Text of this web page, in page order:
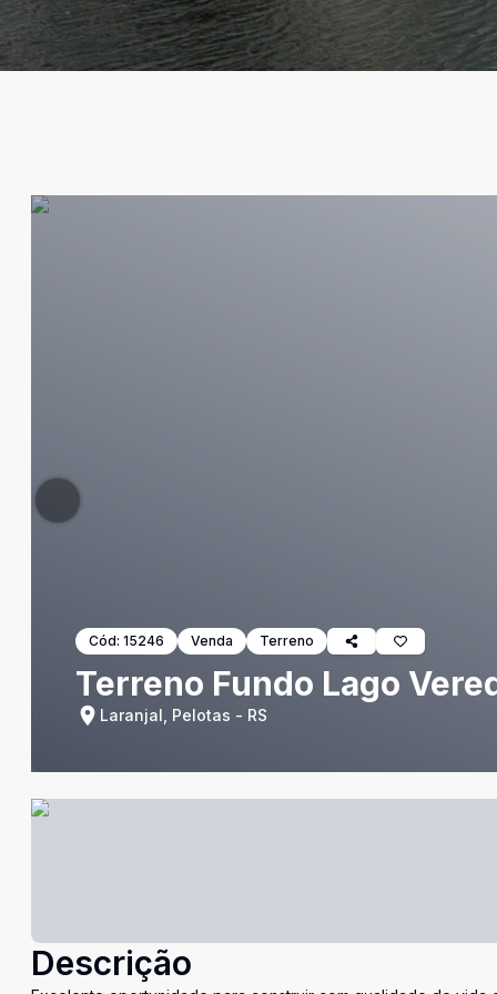
Cód: 15246 Venda Terreno
Terreno Fundo Lago
Laranjal, Pelotas - RS
Descrição